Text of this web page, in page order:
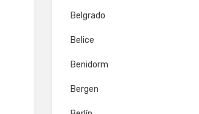
Belgrado
Belice
Benidorm
Bergen